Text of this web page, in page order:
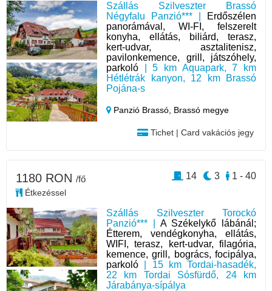
Szállás Szilveszter Brassó
Négyfalu Panzió*** |
Erdőszélen
panorámával, WI-FI, felszerelt
konyha, ellátás, biliárd, terasz,
kert-udvar, asztalitenisz,
pavilonkemence, grill, játszóhely,
parkoló | 5 km Aquapark, 7 km
Hétlétrák kanyon, 12 km Brassó
Pojána-s
Panzió Brassó, Brassó megye
Tichet | Card vakációs jegy
Szállás Szilveszter Torockó
Panzió*** | A Székelykő lábánál;
Étterem, vendégkonyha, ellátás,
WIFI, terasz, kert-udvar, filagória,
kemence, grill, bogrács, focipálya,
parkoló | 15 km Tordai-hasadék,
22 km Tordai Sósfürdő, 24 km
Járabánya-sípálya
1180 RON /fő
Étkezéssel
1 - 40
3
14